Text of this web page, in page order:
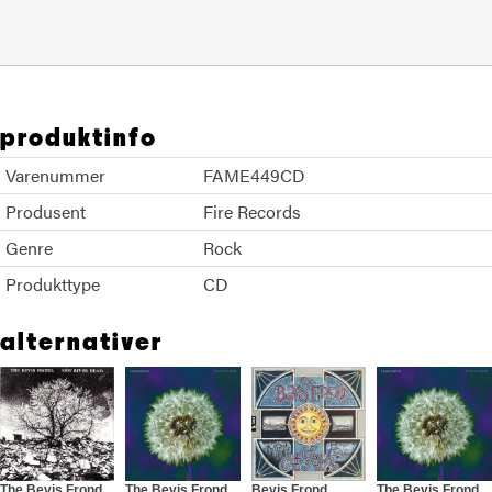
produktinfo
Varenummer
FAME449CD
Produsent
Fire Records
Genre
Rock
Produkttype
CD
alternativer